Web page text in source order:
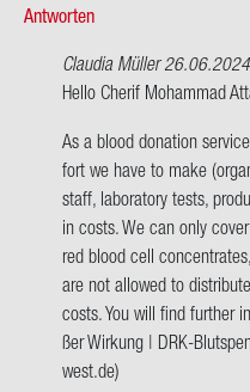
Antworten
Claudia Müller
Ant­
auf
Hello,
I'm
a
re­
gis­
terd…
von
Che­
Hello Che­rif Mo­ham­mad
As a blood do­na­ti­on
fort we have to make
staff, la­bo­ra­to­ry tests,
in costs. We can only
red blood cell
are not al­lo­wed to
costs. You will find fur­ther
ßer Wir­kung | DRK-​
west.de)